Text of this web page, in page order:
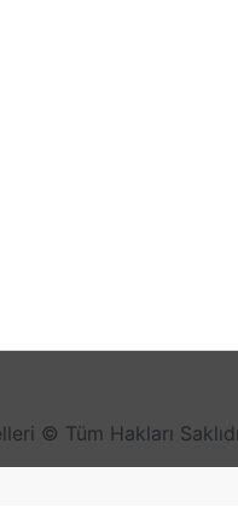
© Tüm Hakları